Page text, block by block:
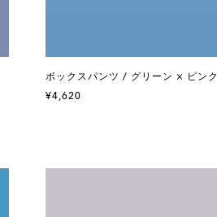
ボックスパンツ / グリーン × ピンク
¥4,620